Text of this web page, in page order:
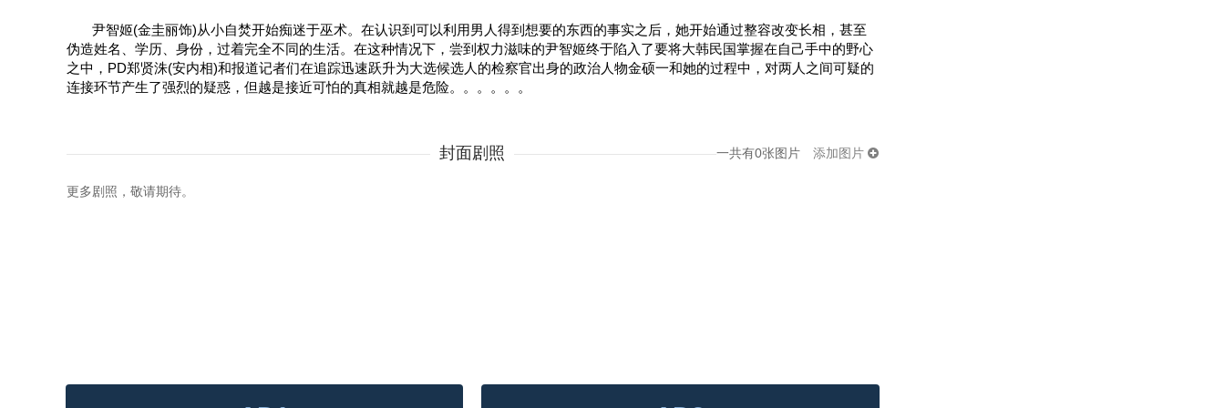
尹智姬(金圭丽饰)从小自焚开始痴迷于巫术。在认识到可以利用男人得到想要的东西的事实之后，她开始通过整容改变长相，甚至
伪造姓名、学历、身份，过着完全不同的生活。在这种情况下，尝到权力滋味的尹智姬终于陷入了要将大韩民国掌握在自己手中的野心
之中，PD郑贤洙(安内相)和报道记者们在追踪迅速跃升为大选候选人的检察官出身的政治人物金硕一和她的过程中，对两人之间可疑的
连接环节产生了强烈的疑惑，但越是接近可怕的真相就越是危险。。。。。。
封面剧照 一共有0张图片 添加图片
更多剧照，敬请期待。